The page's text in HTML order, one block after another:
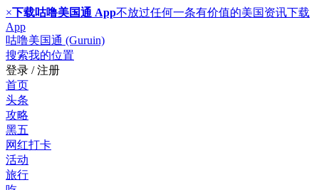
×下载咕噜美国通 App不放过任何一条有价值的美国资讯下载
App
咕噜美国通 (Guruin)
搜索我的位置
登录 / 注册
首页
头条
攻略
黑五
网红打卡
活动
旅行